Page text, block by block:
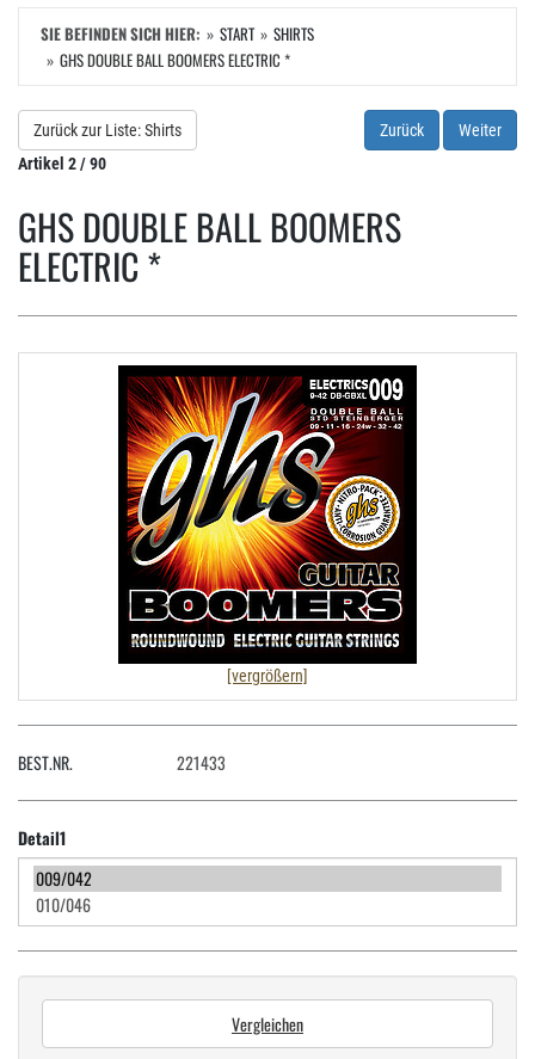
SIE BEFINDEN SICH HIER: START
SHIRTS
GHS DOUBLE BALL BOOMERS ELECTRIC *
Zurück zur Liste: Shirts Zurück
Weiter
Artikel 2 / 90
GHS DOUBLE BALL BOOMERS
ELECTRIC *
[vergrößern]
BEST.NR. 221433
Detail1
Vergleichen